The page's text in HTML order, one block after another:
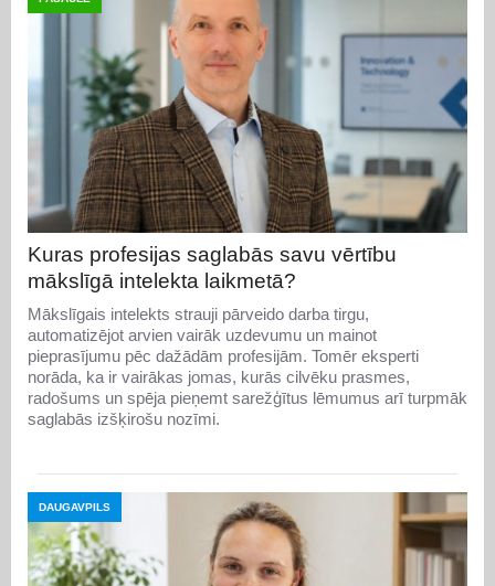
Kuras profesijas saglabās savu vērtību
mākslīgā intelekta laikmetā?
Mākslīgais intelekts strauji pārveido darba tirgu,
automatizējot arvien vairāk uzdevumu un mainot
pieprasījumu pēc dažādām profesijām. Tomēr eksperti
norāda, ka ir vairākas jomas, kurās cilvēku prasmes,
radošums un spēja pieņemt sarežģītus lēmumus arī turpmāk
saglabās izšķirošu nozīmi.
DAUGAVPILS